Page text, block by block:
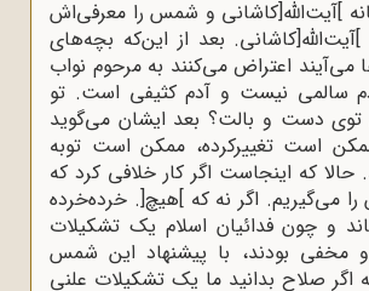
]آیت‌الله[کاشانی و شمس را معرفی‌اش
بعد از این‌که بچه‌های
می‌آیند اعتراض می‌کنند به مرحوم نواب
سالمی نیست و آدم کثیفی است. تو
توی دست و بالت؟ بعد ایشان می‌گوید
است تغییرکرده، ممکن است توبه
حالا که اینجاست اگر کار خلافی کرد که
می‌گیریم. اگر نه که ]هیچ[. خرده‌خرده
و چون فدائیان اسلام یک تشکیلات
و مخفی بودند، با پیشنهاد این شمس
اگر صلاح بدانید ما یک تشکیلات علنی